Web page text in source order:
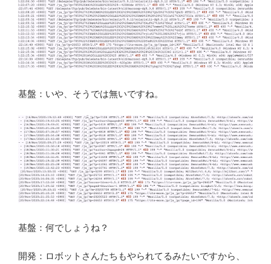
基盤：いや、そうでは無いですね。
基盤：何でしょうね？
開発：ロボットさんたちもやられてるみたいですから、